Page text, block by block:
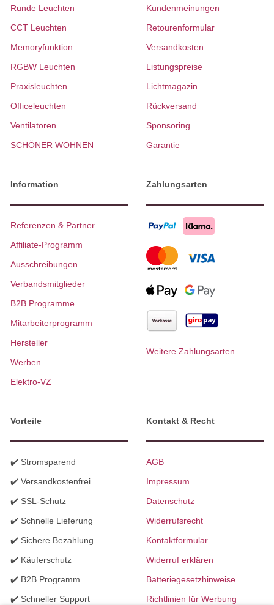
Runde Leuchten
CCT Leuchten
Memoryfunktion
RGBW Leuchten
Praxisleuchten
Officeleuchten
Ventilatoren
SCHÖNER WOHNEN
Kundenmeinungen
Retourenformular
Versandkosten
Listungspreise
Lichtmagazin
Rückversand
Sponsoring
Garantie
Information
Referenzen & Partner
Affiliate-Programm
Ausschreibungen
Verbandsmitglieder
B2B Programme
Mitarbeiterprogramm
Hersteller
Werben
Elektro-VZ
Zahlungsarten
Weitere Zahlungsarten
Vorteile
✔️ Stromsparend
✔️ Versandkostenfrei
✔️ SSL-Schutz
✔️ Schnelle Lieferung
✔️ Sichere Bezahlung
✔️ Käuferschutz
✔️ B2B Programm
✔️ Schneller Support
Kontakt & Recht
AGB
Impressum
Datenschutz
Widerrufsrecht
Kontaktformular
Widerruf erklären
Batteriegesetzhinweise
Richtlinien für Werbung